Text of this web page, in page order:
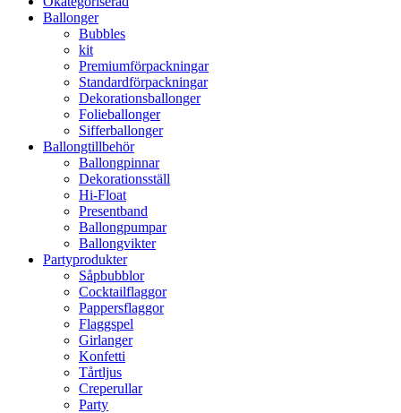
Ballonger
Bubbles
kit
Premium­förpackningar
Standard­­förpackningar
Dekorations­ballonger
Folie­­­ballonger
Siffer­­ballonger
Ballong­tillbehör
Ballongpinnar
Dekorationsställ
Hi-Float
Presentband
Ballongpumpar
Ballong­vikter
Party­­produkter
Såpbubblor
Cocktail­flaggor
Pappers­flaggor
Flaggspel
Girlanger
Konfetti
Tårtljus
Creperullar
Party